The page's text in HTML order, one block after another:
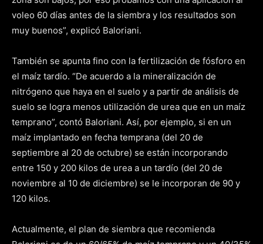
voleo 60 días antes de la siembra y los resultados son
muy buenos”, explicó Baloriani.
También se apunta fino con la fertilización de fósforo en
el maíz tardío. “De acuerdo a la mineralización de
nitrógeno que haya en el suelo y a partir de análisis de
suelo se logra menos utilización de urea que en un maíz
temprano”, contó Baloriani. Así, por ejemplo, si en un
maíz implantado en fecha temprana (del 20 de
septiembre al 20 de octubre) se están incorporando
entre 150 y 200 kilos de urea a un tardío (del 20 de
noviembre al 10 de diciembre) se le incorporan de 90 y
120 kilos.
Actualmente, el plan de siembra que recomienda